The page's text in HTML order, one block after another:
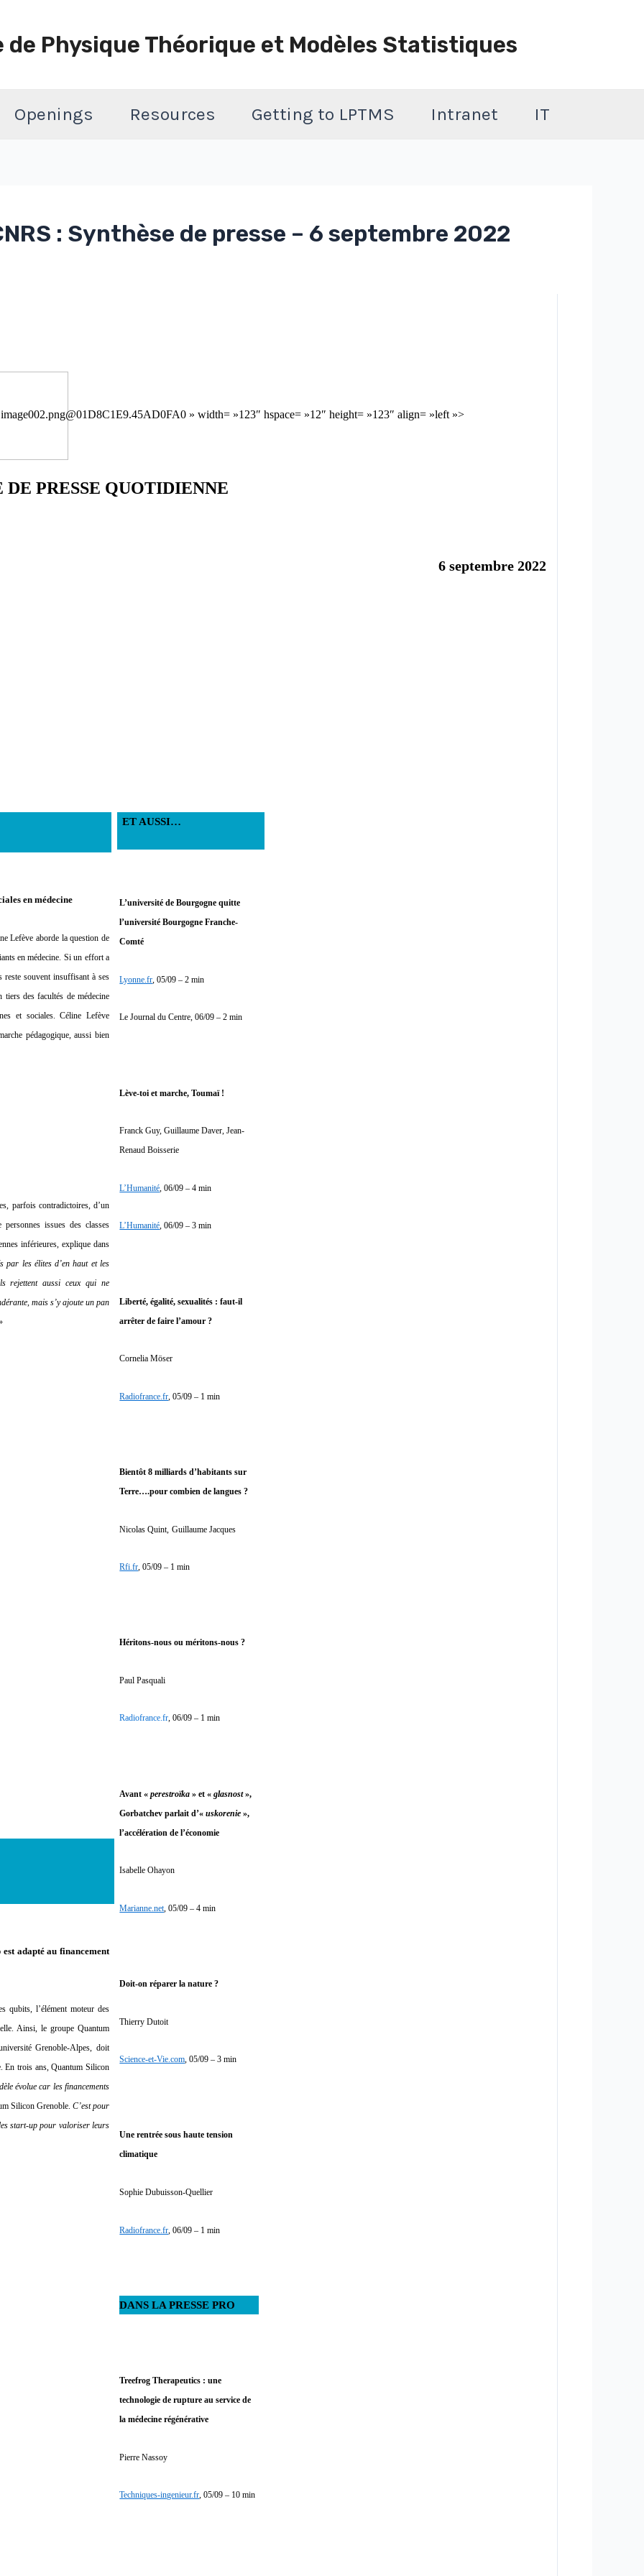
Physique Théorique et Modèles Statistiques
Openings Resources Getting to LPTMS Intranet IT
: Synthèse de presse – 6 septembre 2022
image002.png@01D8C1E9.45AD0FA0 » width= »123″ hspace= »12″ height= »123″ align= »left »>
DE PRESSE QUOTIDIENNE
6 septembre 2022
ET AUSSI…
en médecine
Lefève aborde la question de
en médecine. Si un effort a
reste souvent insuffisant à ses
tiers des facultés de médecine
et sociales. Céline Lefève
pédagogique, aussi bien
parfois contradictoires, d’un
issues des classes
inférieures, explique dans
par les élites d’en haut et les
rejettent aussi ceux qui ne
mais s’y ajoute un pan
L’université de Bourgogne quitte
l’université Bourgogne Franche-
Comté
Lyonne.fr , 05/09 – 2 min
Le Journal du Centre, 06/09 – 2 min
Lève-toi et marche, Toumaï !
Franck Guy, Guillaume Daver, Jean-
Renaud Boisserie
L’Humanité , 06/09 – 4 min
L’Humanité, 06/09 – 3 min
Liberté, égalité, sexualités : faut-il
arrêter de faire l’amour ?
Cornelia Möser
Radiofrance.fr , 05/09 – 1 min
Bientôt 8 milliards d’habitants sur
Terre….pour combien de langues ?
Nicolas Quint, Guillaume Jacques
Rfi.fr, 05/09 – 1 min
Héritons-nous ou méritons-nous ?
Paul Pasquali
Radiofrance.fr, 06/09 – 1 min
Avant «perestroïka » et «glasnost»,
Gorbatchev parlait d’«uskorenie »,
l’accélération de l’économie
Isabelle Ohayon
Marianne.net, 05/09 – 4 min
Doit-on réparer la nature ?
Thierry Dutoit
Science-et-Vie.com, 05/09 – 3 min
Une rentrée sous haute tension
climatique
Sophie Dubuisson-Quellier
Radiofrance.fr , 06/09 – 1 min
DANS LA PRESSE PRO
Treefrog Therapeutics : une
technologie de rupture au service de
la médecine régénérative
Pierre Nassoy
Techniques-ingenieur.fr, 05/09 – 10 min
adapté au financement
qubits, l’élément moteur des
Ainsi, le groupe Quantum
Grenoble-Alpes, doit
En trois ans, Quantum Silicon
évolue car les financements
Silicon Grenoble. C’est pour
start-up pour valoriser leurs